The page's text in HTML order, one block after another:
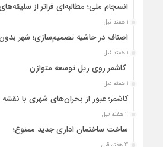
انسجام ملی؛ مطالبه‌ای فراتر از
1 هفته قبل
اصناف در حاشیه تصمیم‌سازی؛ شهر
1 هفته قبل
کاشمر روی ریل توسعه متوازن
1 هفته قبل
کاشمر؛ عبور از بحران‌های شهری با نقشه
2 هفته قبل
ساخت ساختمان اداری جدید ممنوع؛
3 هفته قبل